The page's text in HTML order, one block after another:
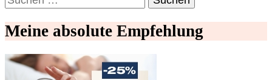
nach:
Meine absolute Empfehlung